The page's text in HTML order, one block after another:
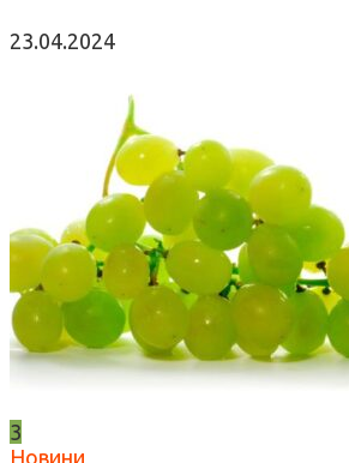
23.04.2024
3
Новини